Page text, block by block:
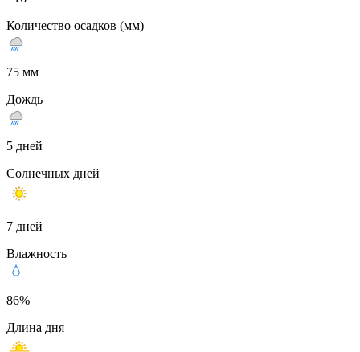
Количество осадков (мм)
75 мм
Дождь
5 дней
Солнечных дней
7 дней
Влажность
86%
Длина дня